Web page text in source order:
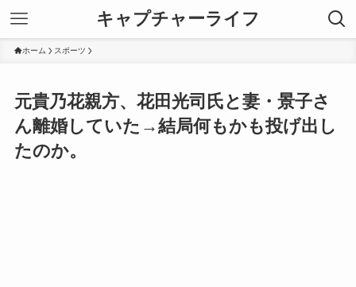
キャプチャーライフ
ホーム スポーツ
元貴乃花親方、花田光司氏と妻・景子さ
ん離婚していた→結局何もかも投げ出し
たのか。